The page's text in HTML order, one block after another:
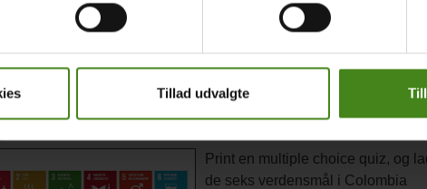
Tillad udvalgte
din viden om LæseRakettens børn
Print en multiple choice quiz, og
de seks verdensmål i Colombia